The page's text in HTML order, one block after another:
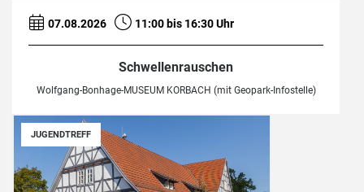
07.08.2026 11:00 bis 16:30 Uhr
Schwellenrauschen
Wolfgang-Bonhage-MUSEUM KORBACH (mit Geopark-Infostelle)
JUGENDTREFF